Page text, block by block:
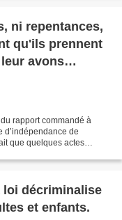
ni repentances,
qu'ils prennent
avons
rapport commandé à
d’indépendance de
que quelques actes
loi décriminalise
et enfants.